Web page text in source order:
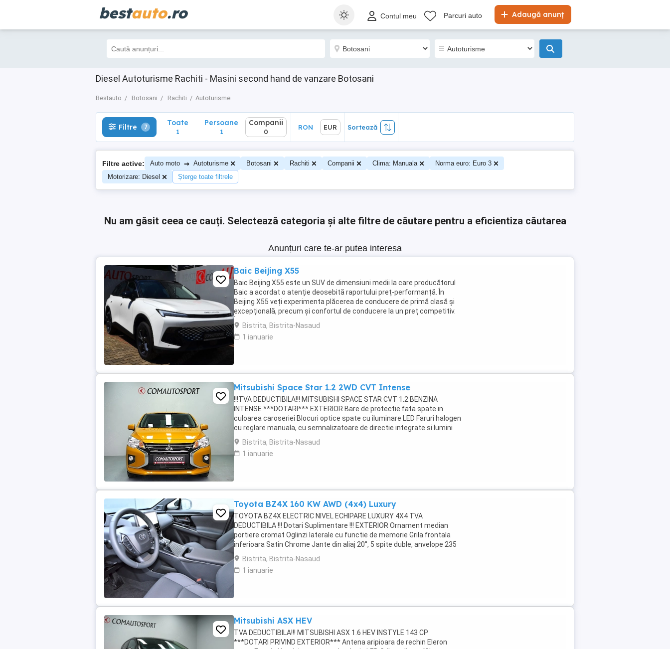
bestauto.ro Adaugă anunț
Contul meu Parcuri auto
Diesel Autoturisme Rachiti - Masini second hand de vanzare Botosani
Bestauto Botosani Rachiti Autoturisme
Filtre 7 Toate
1
Sortează
Filtre 7 Toate
1
Persoane
1
Companii
0
RON EUR Sortează
Filtre active: Auto moto → Autoturisme Botosani Rachiti Companii Clima: Manuala
Norma euro: Euro 3
Motorizare: Diesel
Șterge toate filtrele
Nu am găsit ceea ce cauți. Selectează categoria și alte filtre de căutare pentru a eficientiza căutarea
Anunțuri care te-ar putea interesa
Baic Beijing X55
Baic Beijing X55 este un SUV de dimensiuni medii la care producătorul
Baic a acordat o atenție deosebită raportului preț-performanță. În
Beijing X55 veți experimenta plăcerea de conducere de primă clasă și
excepțională, precum și confortul de conducere la un preț competitiv.
În calitate de partener oficial ...
Bistrita, Bistrita-Nasaud
1 ianuarie
Mitsubishi Space Star 1.2 2WD CVT Intense
!!!TVA DEDUCTIBILA!!! MITSUBISHI SPACE STAR CVT 1.2 BENZINA
INTENSE ***DOTARI*** EXTERIOR Bare de protectie fata spate in
culoarea caroseriei Blocuri optice spate cu iluminare LED Faruri halogen
cu reglare manuala, cu semnalizatoare de directie integrate si lumini
de pozitie Grila radiator ...
Bistrita, Bistrita-Nasaud
1 ianuarie
Toyota BZ4X 160 KW AWD (4x4) Luxury
TOYOTA BZ4X ELECTRIC NIVEL ECHIPARE LUXURY 4X4 TVA
DEDUCTIBILA !!! Dotari Suplimentare !!! EXTERIOR Ornament median
portiere cromat Oglinzi laterale cu functie de memorie Grila frontala
inferioara Satin Chrome Jante din aliaj 20'', 5 spite duble, anvelope 235
50 R20 Oglinzi laterale reglabile electric ...
Bistrita, Bistrita-Nasaud
1 ianuarie
Mitsubishi ASX HEV
TVA DEDUCTIBILA!!! MITSUBISHI ASX 1.6 HEV INSTYLE 143 CP
***DOTARI PRIVIND EXTERIOR*** Antena aripioara de rechin Eleron